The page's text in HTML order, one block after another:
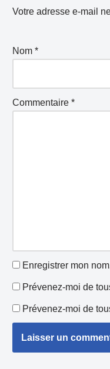
Votre adresse e-mail
Nom *
Commentaire *
Enregistrer mon
Prévenez-moi de
Prévenez-moi de